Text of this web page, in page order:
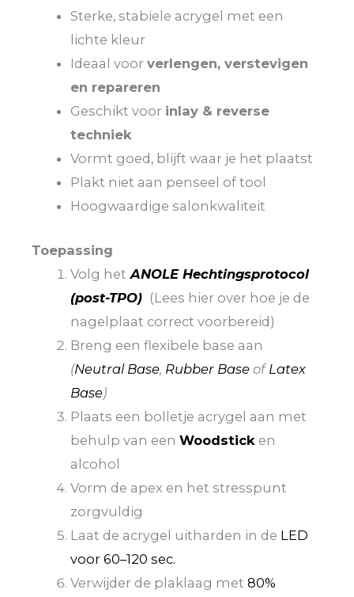
Sterke, stabiele acrygel met een
lichte kleur
Ideaal voorverlengen, verstevigen
en repareren
Geschikt voor inlay & reverse
techniek
Vormt goed, blijft waar je het plaatst
Plakt niet aan penseel of tool
Hoogwaardige salonkwaliteit
Toepassing
Volg het ANOLE Hechtingsprotocol
(post-TPO) (Lees hier over hoe je de
nagelplaat correct voorbereid)
Breng een flexibele base aan
(Neutral Base, Rubber Base ofLatex
Base)
Plaats een bolletje acrygel aan met
behulp van eenWoodstick en
alcohol
Vorm de apex en het stresspunt
zorgvuldig
Laat de acrygel uitharden in de LED
voor 60–120 sec.
Verwijder de plaklaag met80%